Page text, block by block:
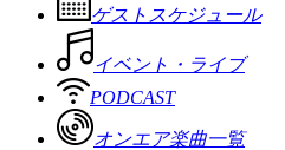
ゲストスケジュール
イベント・ライブ
PODCAST
オンエア楽曲一覧